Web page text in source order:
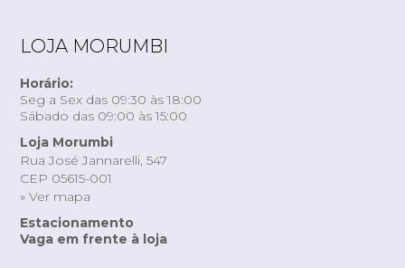
LOJA MORUMBI
Horário:
Seg a Sex das 09:30 às 18:00
Sábado das 09:00 às 15:00
Loja Morumbi
Rua José Jannarelli, 547
CEP 05615-001
» Ver mapa
Estacionamento
Vaga em frente à loja